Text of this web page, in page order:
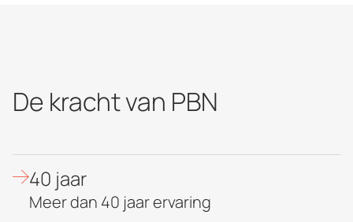
De kracht van PBN
40 jaar
Meer dan 40 jaar ervaring